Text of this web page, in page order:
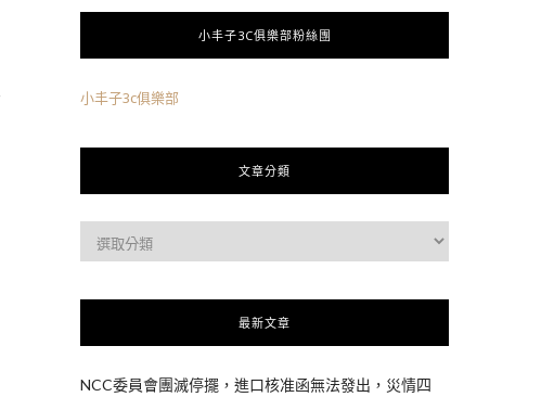
小丰子3C俱樂部粉絲團
小丰子3c俱樂部
文章分類
最新文章
NCC委員會團滅停擺，進口核准函無法發出，災情四